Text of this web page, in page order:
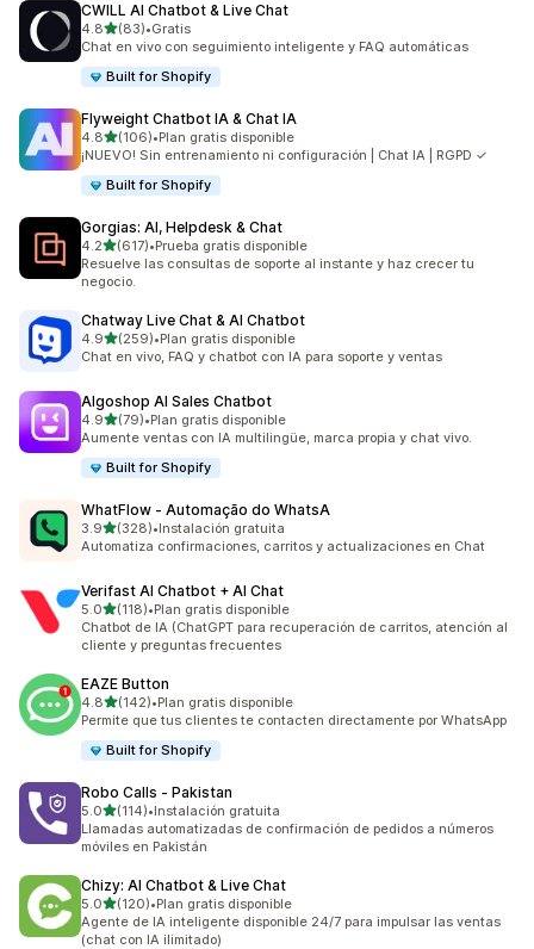
CWILL AI Chatbot & Live Chat
4.8de 5 estrellas
(83)
83 reseñas en total
•Gratis
Chat en vivo con seguimiento inteligente y FAQ automáticas
Built for Shopify
Flyweight Chatbot IA & Chat IA
4.8de 5 estrellas
(106)
106 reseñas en total
•Plan gratis disponible
¡NUEVO! Sin entrenamiento ni configuración | Chat IA | RGPD ✓
Built for Shopify
Gorgias: AI, Helpdesk & Chat
4.2de 5 estrellas
(617)
617 reseñas en total
•Prueba gratis disponible
Resuelve las consultas de soporte al instante y haz crecer tu
negocio.
Chatway Live Chat & AI Chatbot
4.9de 5 estrellas
(259)
259 reseñas en total
•Plan gratis disponible
Chat en vivo, FAQ y chatbot con IA para soporte y ventas
Algoshop AI Sales Chatbot
4.9de 5 estrellas
(79)
79 reseñas en total
•Plan gratis disponible
Aumente ventas con IA multilingüe, marca propia y chat vivo.
Built for Shopify
WhatFlow ‑ Automação do WhatsA
3.9de 5 estrellas
(328)
328 reseñas en total
•Instalación gratuita
Automatiza confirmaciones, carritos y actualizaciones en Chat
Verifast AI Chatbot + AI Chat
5.0de 5 estrellas
(118)
118 reseñas en total
•Plan gratis disponible
Chatbot de IA (ChatGPT para recuperación de carritos, atención al
cliente y preguntas frecuentes
EAZE Button
4.8de 5 estrellas
(142)
142 reseñas en total
•Plan gratis disponible
Permite que tus clientes te contacten directamente por WhatsApp
Built for Shopify
Robo Calls ‑ Pakistan
5.0de 5 estrellas
(114)
114 reseñas en total
•Instalación gratuita
Llamadas automatizadas de confirmación de pedidos a números
móviles en Pakistán
Chizy: AI Chatbot & Live Chat
5.0de 5 estrellas
(120)
120 reseñas en total
•Plan gratis disponible
Agente de IA inteligente disponible 24/7 para impulsar las ventas
(chat con IA ilimitado)